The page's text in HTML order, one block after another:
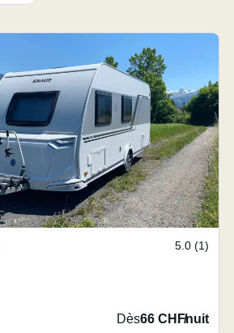
5.0 (1)
Dès66 CHF/nuit